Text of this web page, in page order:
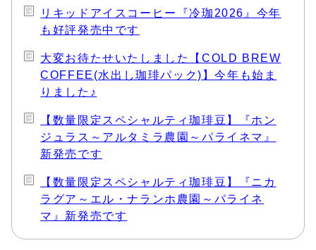
リキッドアイスコーヒー『冷珈2026』今年
も好評発売中です
大変お待たせいたしました【COLD BREW
COFFEE(水出し珈琲パック)】今年も始ま
りました♪
【数量限定スペシャルティ珈琲豆】『ホン
ジュラス～アルタミラ農園～パライネマ』
新発売です
【数量限定スペシャルティ珈琲豆】『ニカ
ラグア～エル・ナランホ農園～パライネ
マ』新発売です